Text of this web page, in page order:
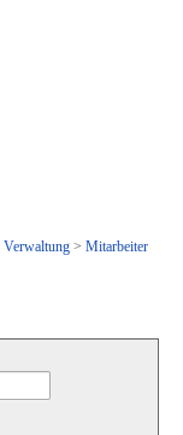
Verwaltung> Mitarbeiter